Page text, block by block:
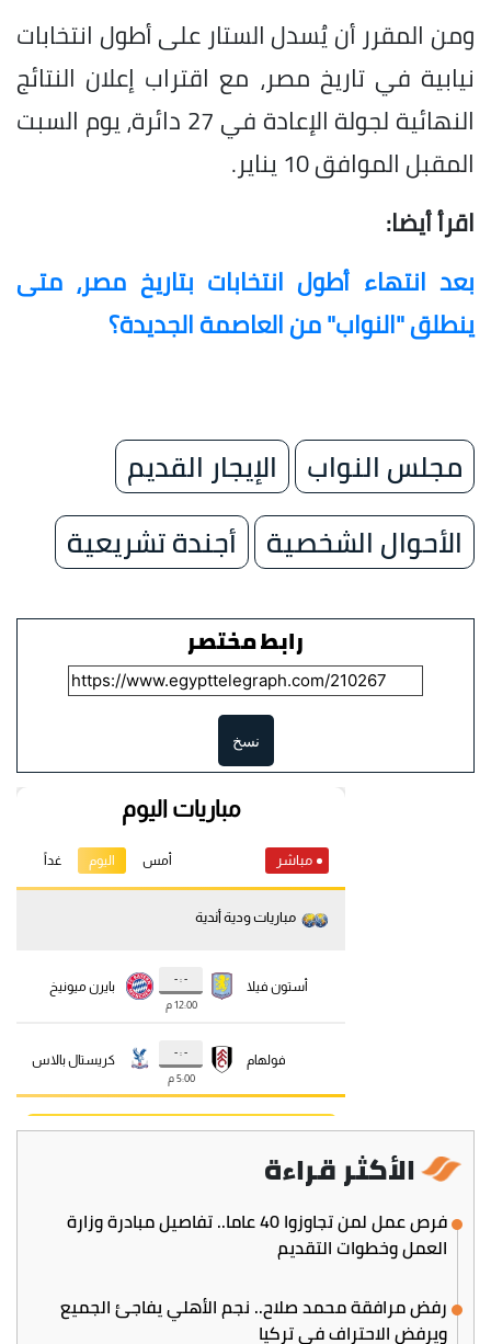
ومن المقرر أن يُسدل الستار على أطول انتخابات
نيابية في تاريخ مصر، مع اقتراب إعلان النتائج
النهائية لجولة الإعادة في 27 دائرة، يوم السبت
المقبل الموافق 10 يناير.
اقرأ أيضا:
بعد انتهاء أطول انتخابات بتاريخ مصر، متى
ينطلق "النواب" من العاصمة الجديدة؟
مجلس النواب
الإيجار القديم
الأحوال الشخصية
أجندة تشريعية
رابط مختصر
نسخ
الأكثر قراءة
فرص عمل لمن تجاوزوا 40 عاما.. تفاصيل مبادرة وزارة
العمل وخطوات التقديم
رفض مرافقة محمد صلاح.. نجم الأهلي يفاجئ الجميع
ويرفض الاحتراف في تركيا